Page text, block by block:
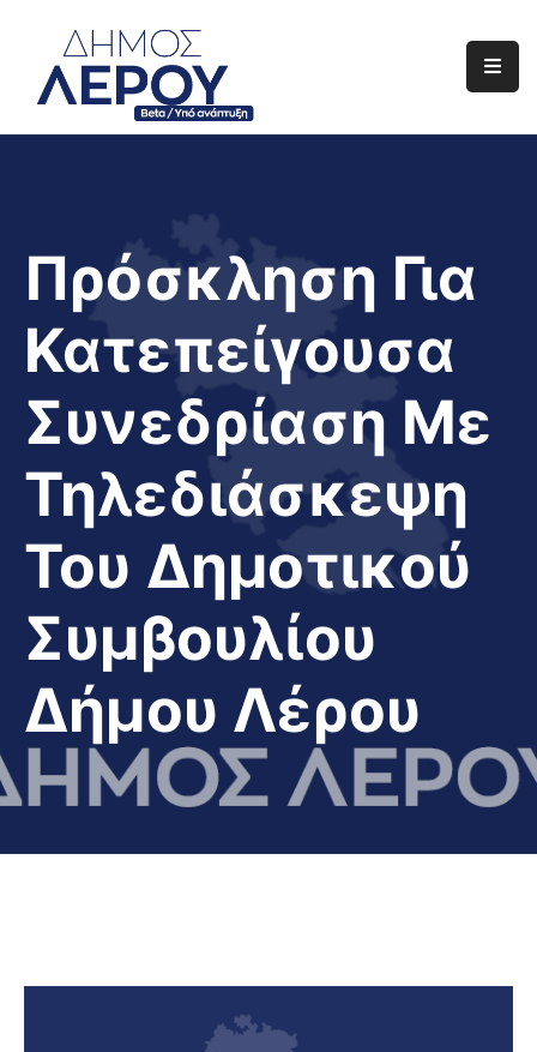
Αρχική
Διαφάνεια
Το
Νησί
Μας
Πρόσκληση Για
Κατεπείγουσα
Συνεδρίαση Με
Τηλεδιάσκεψη
Του Δημοτικού
Συμβουλίου
Δήμου Λέρου